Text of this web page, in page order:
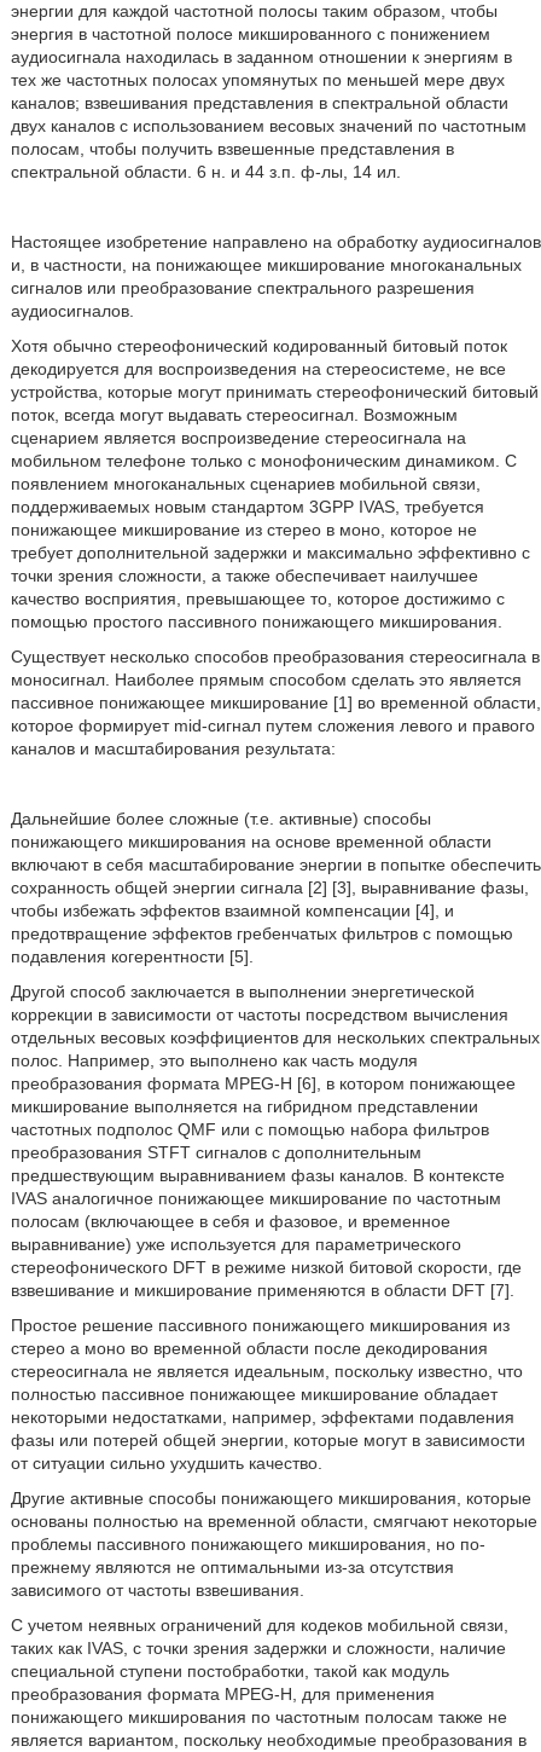
энергии для каждой частотной полосы таким образом, чтобы
энергия в частотной полосе микшированного с понижением
аудиосигнала находилась в заданном отношении к энергиям в
тех же частотных полосах упомянутых по меньшей мере двух
каналов; взвешивания представления в спектральной области
двух каналов с использованием весовых значений по частотным
полосам, чтобы получить взвешенные представления в
спектральной области. 6 н. и 44 з.п. ф-лы, 14 ил.
Настоящее изобретение направлено на обработку аудиосигналов
и, в частности, на понижающее микширование многоканальных
сигналов или преобразование спектрального разрешения
аудиосигналов.
Хотя обычно стереофонический кодированный битовый поток
декодируется для воспроизведения на стереосистеме, не все
устройства, которые могут принимать стереофонический битовый
поток, всегда могут выдавать стереосигнал. Возможным
сценарием является воспроизведение стереосигнала на
мобильном телефоне только с монофоническим динамиком. С
появлением многоканальных сценариев мобильной связи,
поддерживаемых новым стандартом 3GPP IVAS, требуется
понижающее микширование из стерео в моно, которое не
требует дополнительной задержки и максимально эффективно с
точки зрения сложности, а также обеспечивает наилучшее
качество восприятия, превышающее то, которое достижимо с
помощью простого пассивного понижающего микширования.
Существует несколько способов преобразования стереосигнала в
моносигнал. Наиболее прямым способом сделать это является
пассивное понижающее микширование [1] во временной области,
которое формирует mid-сигнал путем сложения левого и правого
каналов и масштабирования результата:
Дальнейшие более сложные (т.е. активные) способы
понижающего микширования на основе временной области
включают в себя масштабирование энергии в попытке обеспечить
сохранность общей энергии сигнала [2] [3], выравнивание фазы,
чтобы избежать эффектов взаимной компенсации [4], и
предотвращение эффектов гребенчатых фильтров с помощью
подавления когерентности [5].
Другой способ заключается в выполнении энергетической
коррекции в зависимости от частоты посредством вычисления
отдельных весовых коэффициентов для нескольких спектральных
полос. Например, это выполнено как часть модуля
преобразования формата MPEG-H [6], в котором понижающее
микширование выполняется на гибридном представлении
частотных подполос QMF или с помощью набора фильтров
преобразования STFT сигналов с дополнительным
предшествующим выравниванием фазы каналов. В контексте
IVAS аналогичное понижающее микширование по частотным
полосам (включающее в себя и фазовое, и временное
выравнивание) уже используется для параметрического
стереофонического DFT в режиме низкой битовой скорости, где
взвешивание и микширование применяются в области DFT [7].
Простое решение пассивного понижающего микширования из
стерео а моно во временной области после декодирования
стереосигнала не является идеальным, поскольку известно, что
полностью пассивное понижающее микширование обладает
некоторыми недостатками, например, эффектами подавления
фазы или потерей общей энергии, которые могут в зависимости
от ситуации сильно ухудшить качество.
Другие активные способы понижающего микширования, которые
основаны полностью на временной области, смягчают некоторые
проблемы пассивного понижающего микширования, но по-
прежнему являются не оптимальными из-за отсутствия
зависимого от частоты взвешивания.
С учетом неявных ограничений для кодеков мобильной связи,
таких как IVAS, с точки зрения задержки и сложности, наличие
специальной ступени постобработки, такой как модуль
преобразования формата MPEG-H, для применения
понижающего микширования по частотным полосам также не
является вариантом, поскольку необходимые преобразования в